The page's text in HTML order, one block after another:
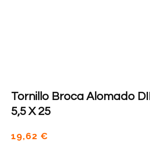
Tornillo Broca Alomado
5,5 X 25
19,62€